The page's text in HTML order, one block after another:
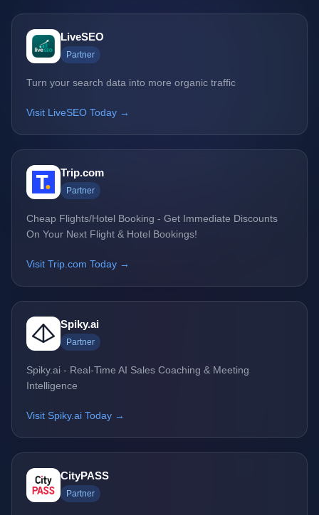
LiveSEO
Partner
Turn your search data into more organic traffic
Visit LiveSEO Today →
Trip.com
Partner
Cheap Flights/Hotel Booking - Get Immediate Discounts
On Your Next Flight & Hotel Bookings!
Visit Trip.com Today →
Spiky.ai
Partner
Spiky.ai - Real-Time AI Sales Coaching & Meeting
Intelligence
Visit Spiky.ai Today →
CityPASS
Partner